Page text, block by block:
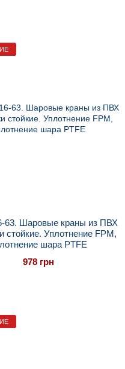
63. Шаровые краны из ПВХ
стойкие. Уплотнение FPM,
шара PTFE
978 грн